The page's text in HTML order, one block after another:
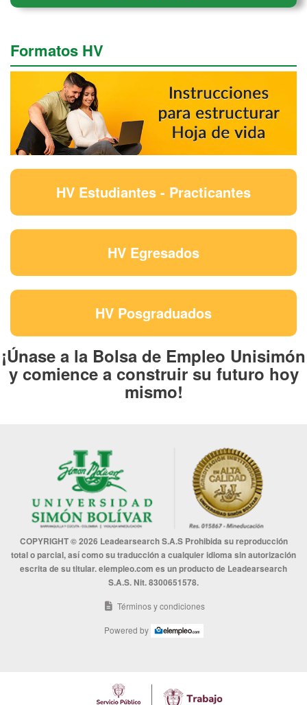
Formatos HV
HV Estudiantes - Practicantes
HV Egresados
HV Posgraduados
¡Únase a la Bolsa de Empleo Unisimón
y comience a construir su futuro hoy
mismo!
COPYRIGHT © 2026 Leadearsearch S.A.S Prohibida su reproducción
total o parcial, así como su traducción a cualquier idioma sin autorización
escrita de su titular. elempleo.com es un producto de Leadearsearch
S.A.S. Nit. 8300651578.
Términos y condiciones
Powered by